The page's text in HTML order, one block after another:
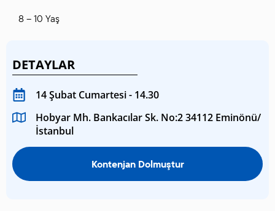
8 – 10 Yaş
DETAYLAR
14 Şubat Cumartesi - 14.30
Hobyar Mh. Bankacılar Sk. No:2 34112 Eminönü/
İstanbul
Kontenjan Dolmuştur